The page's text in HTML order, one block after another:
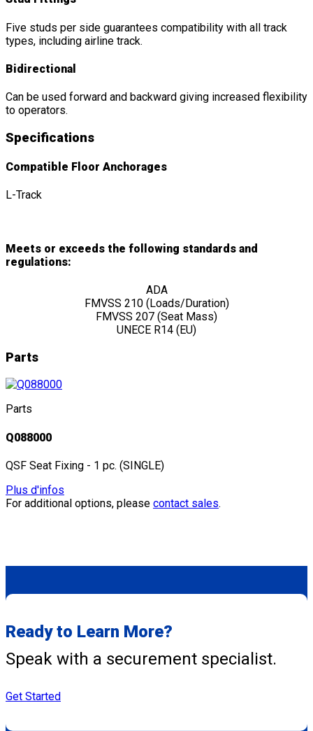
Five studs per side guarantees compatibility with all track
types, including airline track.
Bidirectional
Can be used forward and backward giving increased flexibility
to operators.
Specifications
Compatible Floor Anchorages
L-Track
Meets or exceeds the following standards and
regulations:
ADA
FMVSS 210 (Loads/Duration)
FMVSS 207 (Seat Mass)
UNECE R14 (EU)
Parts
Parts
Q088000
QSF Seat Fixing - 1 pc. (SINGLE)
Plus d'infos
For additional options, please contact sales.
Ready to Learn More?
Speak with a securement specialist.
Get Started